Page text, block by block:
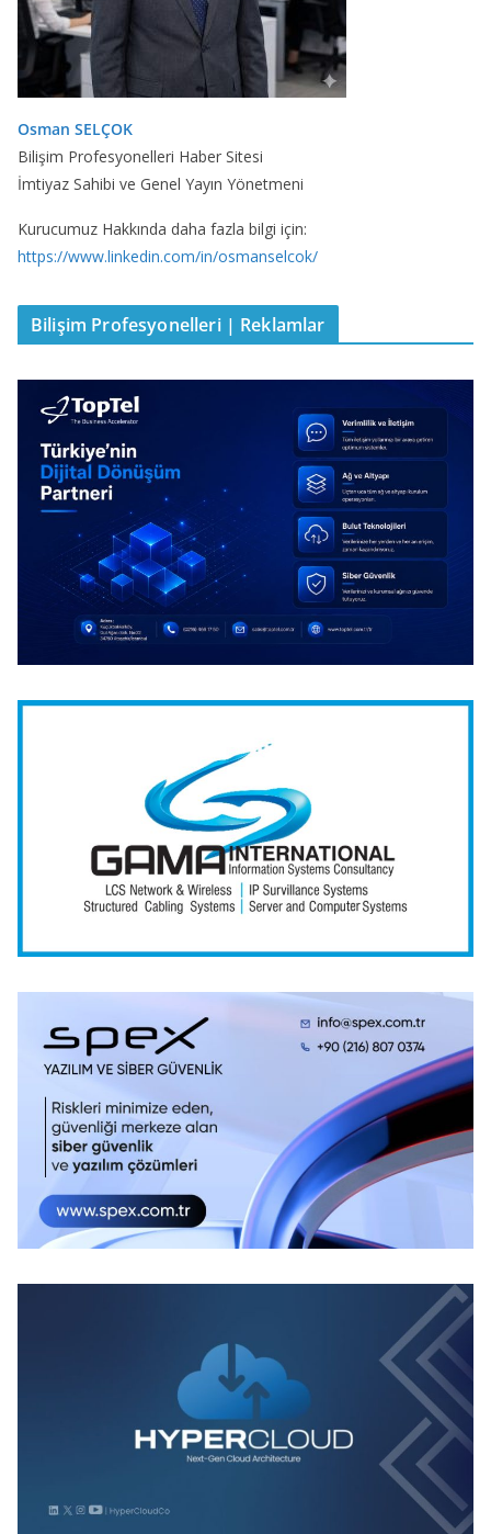
Osman SELÇOK
Bilişim Profesyonelleri Haber Sitesi
İmtiyaz Sahibi ve Genel Yayın Yönetmeni
Kurucumuz Hakkında daha fazla bilgi için:
https://www.linkedin.com/in/osmanselcok/
Bilişim Profesyonelleri | Reklamlar